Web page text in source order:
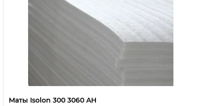
Маты Isolon 300 3060 AH